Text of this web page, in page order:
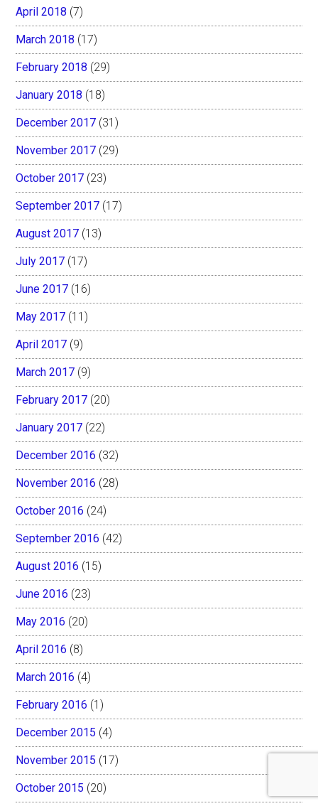
April 2018 (7)
March 2018 (17)
February 2018 (29)
January 2018 (18)
December 2017 (31)
November 2017 (29)
October 2017 (23)
September 2017 (17)
August 2017 (13)
July 2017 (17)
June 2017 (16)
May 2017 (11)
April 2017 (9)
March 2017 (9)
February 2017 (20)
January 2017 (22)
December 2016 (32)
November 2016 (28)
October 2016 (24)
September 2016 (42)
August 2016 (15)
June 2016 (23)
May 2016 (20)
April 2016 (8)
March 2016 (4)
February 2016 (1)
December 2015 (4)
November 2015 (17)
October 2015 (20)